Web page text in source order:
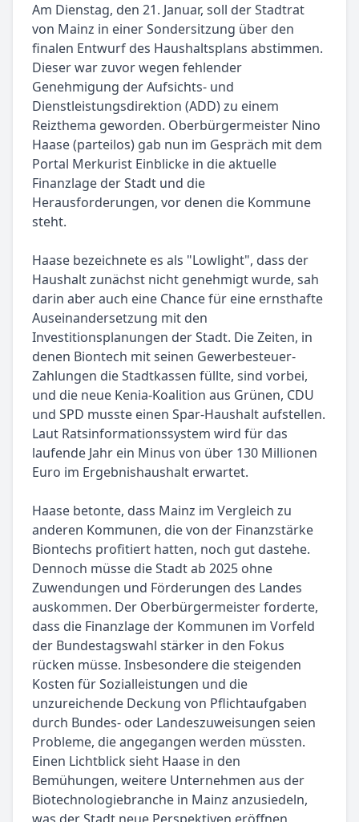
Am Dienstag, den 21. Januar, soll der Stadtrat
von Mainz in einer Sondersitzung über den
finalen Entwurf des Haushaltsplans abstimmen.
Dieser war zuvor wegen fehlender
Genehmigung der Aufsichts- und
Dienstleistungsdirektion (ADD) zu einem
Reizthema geworden. Oberbürgermeister Nino
Haase (parteilos) gab nun im Gespräch mit dem
Portal Merkurist Einblicke in die aktuelle
Finanzlage der Stadt und die
Herausforderungen, vor denen die Kommune
steht.
Haase bezeichnete es als "Lowlight", dass der
Haushalt zunächst nicht genehmigt wurde, sah
darin aber auch eine Chance für eine ernsthafte
Auseinandersetzung mit den
Investitionsplanungen der Stadt. Die Zeiten, in
denen Biontech mit seinen Gewerbesteuer-
Zahlungen die Stadtkassen füllte, sind vorbei,
und die neue Kenia-Koalition aus Grünen, CDU
und SPD musste einen Spar-Haushalt aufstellen.
Laut Ratsinformationssystem wird für das
laufende Jahr ein Minus von über 130 Millionen
Euro im Ergebnishaushalt erwartet.
Haase betonte, dass Mainz im Vergleich zu
anderen Kommunen, die von der Finanzstärke
Biontechs profitiert hatten, noch gut dastehe.
Dennoch müsse die Stadt ab 2025 ohne
Zuwendungen und Förderungen des Landes
auskommen. Der Oberbürgermeister forderte,
dass die Finanzlage der Kommunen im Vorfeld
der Bundestagswahl stärker in den Fokus
rücken müsse. Insbesondere die steigenden
Kosten für Sozialleistungen und die
unzureichende Deckung von Pflichtaufgaben
durch Bundes- oder Landeszuweisungen seien
Probleme, die angegangen werden müssten.
Einen Lichtblick sieht Haase in den
Bemühungen, weitere Unternehmen aus der
Biotechnologiebranche in Mainz anzusiedeln,